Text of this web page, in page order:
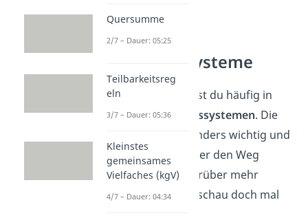
Lineare
Gleichungssysteme
Koeffizienten
findest du häufig in
linearen Gleichungssystemen. Die
sind in Mathe besonders wichtig und
werden dir öfter über den Weg
laufen. Wenn du darüber mehr
wissen willst, dann schau doch mal
Quersumme
2/7 – Dauer: 05:25
Teilbarkeitsreg
eln
3/7 – Dauer: 05:36
Kleinstes
gemeinsames
Vielfaches (kgV)
4/7 – Dauer: 04:34